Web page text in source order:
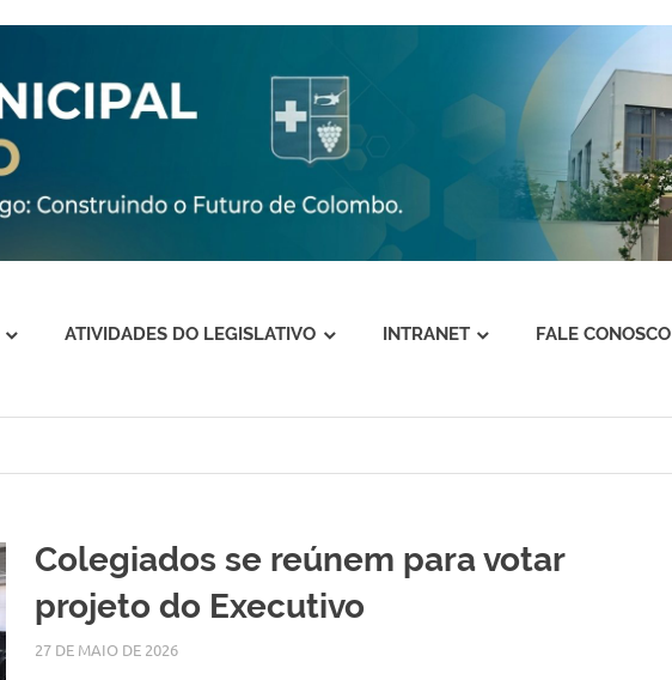
ATIVIDADES DO LEGISLATIVO INTRANET FALE CONOSCO
Colegiados se reúnem para votar
projeto do Executivo
27 DE MAIO DE 2026SILMARA
NOTÍCIAS